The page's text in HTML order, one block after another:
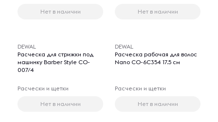
Нет в наличии Нет в наличии
DEWAL
Расческа для стрижки под
машинку Barber Style CO-
007/4
Расчески и щетки
Нет в наличии
DEWAL
Расческа рабочая для волос
Nano СО-6С354 17.5 см
Расчески и щетки
Нет в наличии